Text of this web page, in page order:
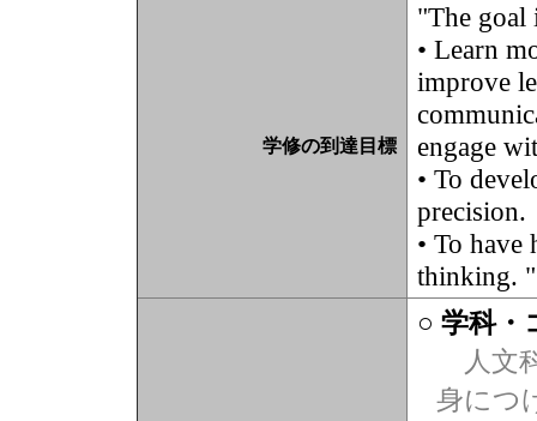
学修の到達目標
"The goal
• Learn
improve
engage
• To
precision.
• To
thinking. "
○ 学科・
人文
身につ